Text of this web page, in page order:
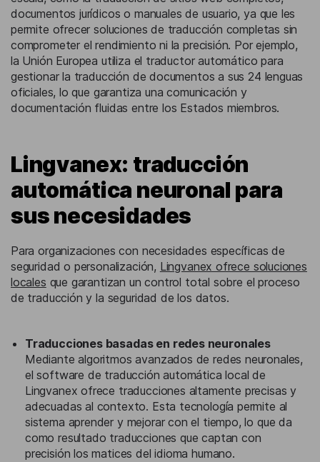
documentos jurídicos o manuales de usuario, ya que les
permite ofrecer soluciones de traducción completas sin
comprometer el rendimiento ni la precisión. Por ejemplo,
la Unión Europea utiliza el traductor automático para
gestionar la traducción de documentos a sus 24 lenguas
oficiales, lo que garantiza una comunicación y
documentación fluidas entre los Estados miembros.
Lingvanex: traducción
automática neuronal para
sus necesidades
Para organizaciones con necesidades específicas de
seguridad o personalización, Lingvanex ofrece soluciones
locales que garantizan un control total sobre el proceso
de traducción y la seguridad de los datos.
Traducciones basadas en redes neuronales
Mediante algoritmos avanzados de redes neuronales,
el software de traducción automática local de
Lingvanex ofrece traducciones altamente precisas y
adecuadas al contexto. Esta tecnología permite al
sistema aprender y mejorar con el tiempo, lo que da
como resultado traducciones que captan con
precisión los matices del idioma humano.